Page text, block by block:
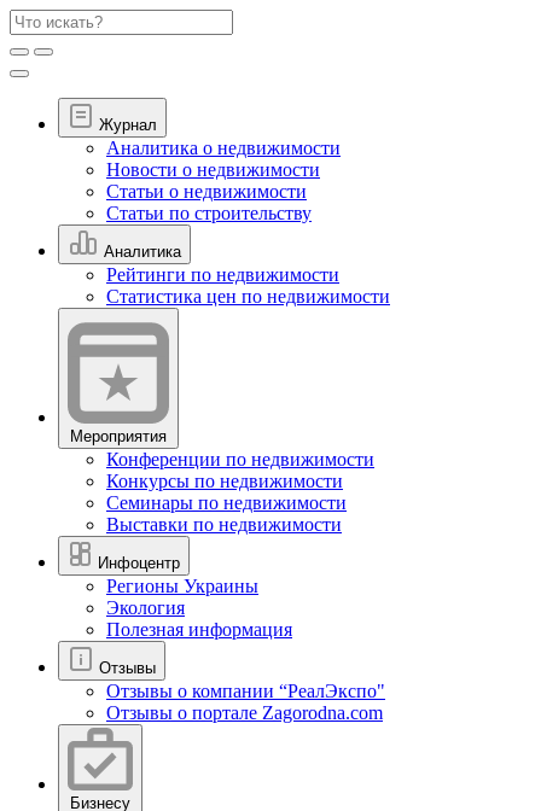
Журнал
Аналитика о недвижимости
Новости о недвижимости
Статьи о недвижимости
Статьи по строительству
Аналитика
Рейтинги по недвижимости
Статистика цен по недвижимости
Мероприятия
Конференции по недвижимости
Конкурсы по недвижимости
Семинары по недвижимости
Выставки по недвижимости
Инфоцентр
Регионы Украины
Экология
Полезная информация
Отзывы
Отзывы о компании “РеалЭкспо"
Отзывы о портале Zagorodna.com
Бизнесу